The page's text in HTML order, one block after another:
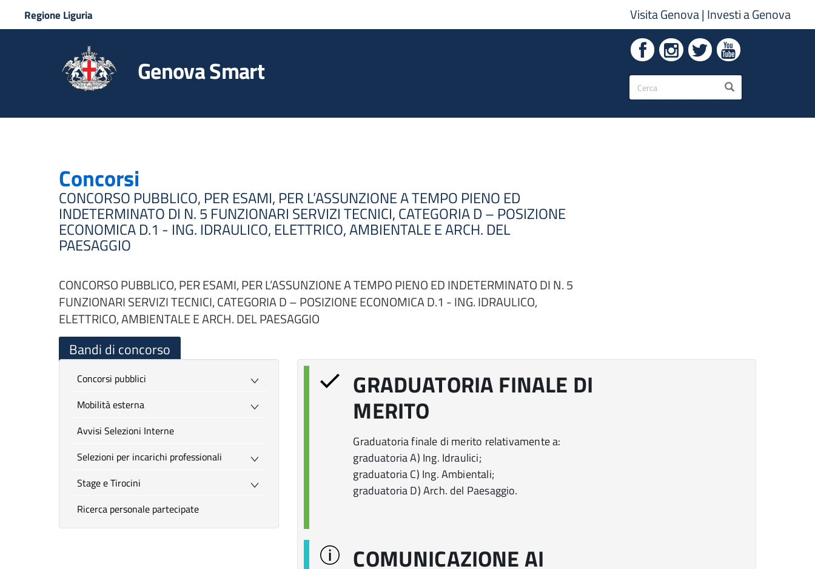
Regione Liguria Visita Genova| Investi a Genova
Genova Smart
Form
di
ricerca
CERCA
Concorsi
CONCORSO PUBBLICO, PER ESAMI, PER L’ASSUNZIONE A TEMPO PIENO ED
INDETERMINATO DI N. 5 FUNZIONARI SERVIZI TECNICI, CATEGORIA D – POSIZIONE
ECONOMICA D.1 - ING. IDRAULICO, ELETTRICO, AMBIENTALE E ARCH. DEL
PAESAGGIO
CONCORSO PUBBLICO, PER ESAMI, PER L’ASSUNZIONE A TEMPO PIENO ED INDETERMINATO DI N. 5
FUNZIONARI SERVIZI TECNICI, CATEGORIA D – POSIZIONE ECONOMICA D.1 - ING. IDRAULICO,
ELETTRICO, AMBIENTALE E ARCH. DEL PAESAGGIO
Bandi di concorso
GRADUATORIA FINALE DI
MERITO
Graduatoria finale di merito relativamente a:
graduatoria A) Ing. Idraulici;
graduatoria C) Ing. Ambientali;
graduatoria D) Arch. del Paesaggio.
COMUNICAZIONE AI
Concorsi pubblici
Mobilità esterna
Avvisi Selezioni Interne
Selezioni per incarichi professionali
Stage e Tirocini
Ricerca personale partecipate